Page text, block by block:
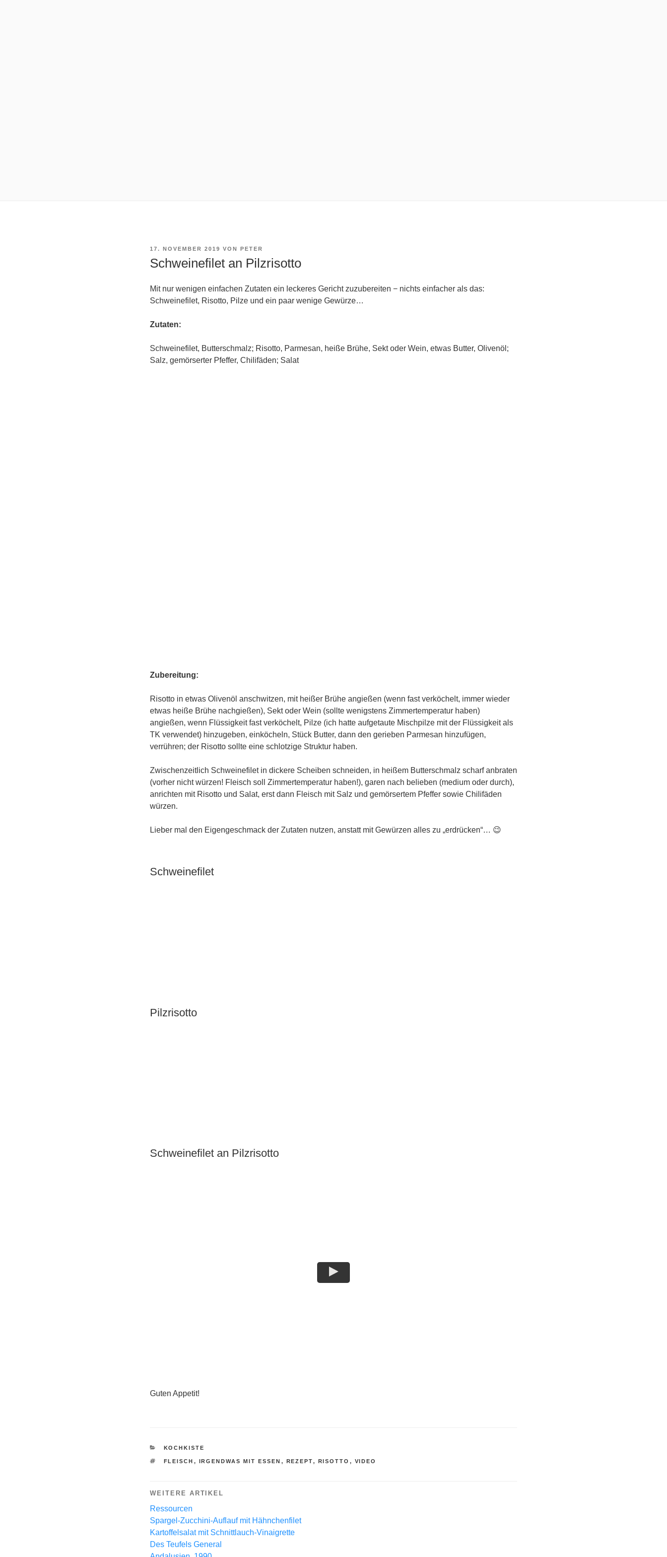
VERÖFFENTLICHT
17. NOVEMBER 2019 VON PETER
Schweinefilet an Pilzrisotto
Mit nur wenigen einfachen Zutaten ein leckeres Gericht zuzubereiten − nichts einfacher als das:
Schweinefilet, Risotto, Pilze und ein paar wenige Gewürze…
Zutaten:
Schweinefilet, Butterschmalz; Risotto, Parmesan, heiße Brühe, Sekt oder Wein, etwas Butter, Olivenöl;
Salz, gemörserter Pfeffer, Chilifäden; Salat
Zubereitung:
Risotto in etwas Olivenöl anschwitzen, mit heißer Brühe angießen (wenn fast verköchelt, immer wieder
etwas heiße Brühe nachgießen), Sekt oder Wein (sollte wenigstens Zimmertemperatur haben)
angießen, wenn Flüssigkeit fast verköchelt, Pilze (ich hatte aufgetaute Mischpilze mit der Flüssigkeit als
TK verwendet) hinzugeben, einköcheln, Stück Butter, dann den gerieben Parmesan hinzufügen,
verrühren; der Risotto sollte eine schlotzige Struktur haben.
Zwischenzeitlich Schweinefilet in dickere Scheiben schneiden, in heißem Butterschmalz scharf anbraten
(vorher nicht würzen! Fleisch soll Zimmertemperatur haben!), garen nach belieben (medium oder durch),
anrichten mit Risotto und Salat, erst dann Fleisch mit Salz und gemörsertem Pfeffer sowie Chilifäden
würzen.
Lieber mal den Eigengeschmack der Zutaten nutzen, anstatt mit Gewürzen alles zu „erdrücken“… 😉
Schweinefilet
Pilzrisotto
Schweinefilet an Pilzrisotto
Guten Appetit!
KATEGORIEN
KOCHKISTE
SCHLAGWÖRTER
FLEISCH , IRGENDWAS MIT ESSEN , REZEPT, RISOTTO , VIDEO
WEITERE ARTIKEL
Ressourcen
Spargel-Zucchini-Auflauf mit Hähnchenfilet
Kartoffelsalat mit Schnittlauch-Vinaigrette
Des Teufels General